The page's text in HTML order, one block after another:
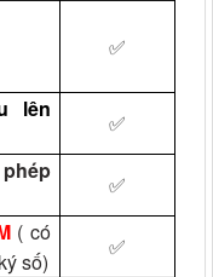
✅
lên
✅
✅
( có
số)
✅